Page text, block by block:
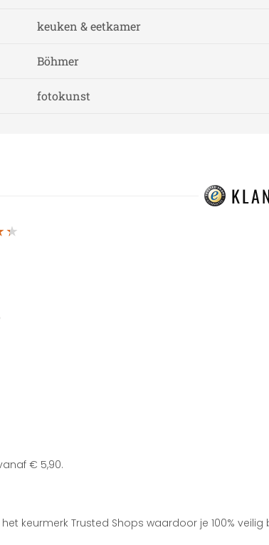
keuken & eetkamer
Böhmer
fotokunst
€ 5,90.
keurmerk Trusted Shops waardoor je 100% veilig